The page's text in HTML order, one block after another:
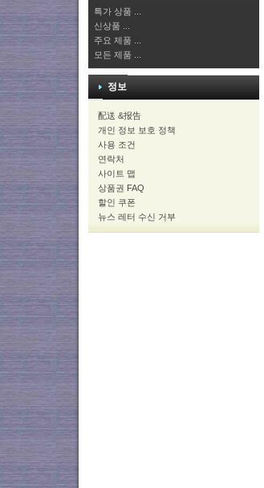
특가 상품 ...
신상품 ...
주요 제품 ...
모든 제품 ...
정보
配送 &报告
개인 정보 보호 정책
사용 조건
연락처
사이트 맵
상품권 FAQ
할인 쿠폰
뉴스 레터 수신 거부